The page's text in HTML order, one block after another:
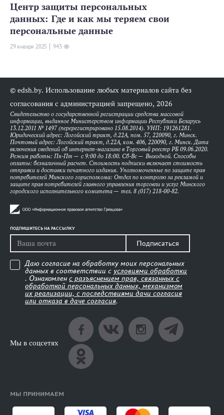
Центр защиты персональных
данных: Где и как мы теряем свои
персональные данные
29 января 2025 943
© edsh.by. Использование любых материалов сайта без
согласования с администрацией запрещено, 2026
Свидетельство о государственной регистрации средства массовой
информации, выданное Министерством информации Республики Беларусь
13.12.2011 № 1497 (перерегистрировано 15.08.2014). УНП: 191261281.
Юридический адрес: Логойский тракт, д.22А, пом. 57, 220090, г. Минск.
Почтовый адрес: Логойский тракт, д.22А, ком. 406, 220090, г. Минск. Дата
включения сведений об интернет-магазине в Торговый реестр РБ 09.06.2020.
Режим работы: Пн-Пт — с 9:00 до 18:00. Сб-Вс — Выходной. Способы
оплаты: безналичный расчет. Стоимость подписки включает стоимость
отправки и доставки печатного издания. Уполномоченные по защите прав
потребителей Минского горисполкома: Отдел по контролю за рекламой и
защите прав потребителей главного управления торговли и услуг Минского
городского исполнительного комитета — тел. 8 (017) 218-00-82.
ПОДПИШИТЕСЬ НА РАССЫЛКУ
Подписаться
Даю согласие на обработку моих персональных
данных в соответствии с условиями обработки
. Ознакомлен с разъяснением прав, связанных с
обработкой персональных данных, механизмом
их реализации, с последствиями дачи согласия
или отказа в даче согласия.
Мы в соцсетях
МЫ ПРИНИМАЕМ